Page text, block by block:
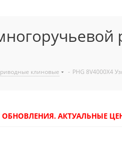
клиновые - PHG 8V4000X4
ОБНОВЛЕНИЯ. АКТУАЛЬНЫЕ